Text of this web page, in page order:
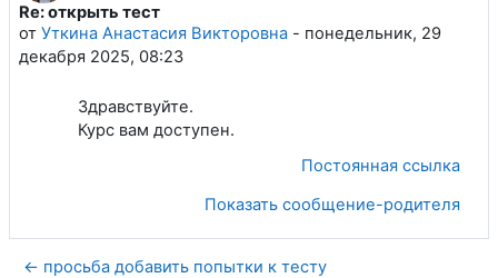
Re: открыть тест
от Уткина Анастасия Викторовна - понедельник, 29
декабря 2025, 08:23
Количество ответов: 0
Здравствуйте.
Курс вам доступен.
Постоянная ссылка
Показать сообщение-родителя
← просьба добавить попытки к тесту